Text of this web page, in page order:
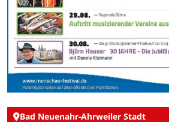
Bad Neuenahr-Ahrweiler Stadt